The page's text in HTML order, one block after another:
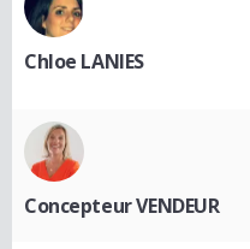
Chloe LANIES
Concepteur VENDEUR